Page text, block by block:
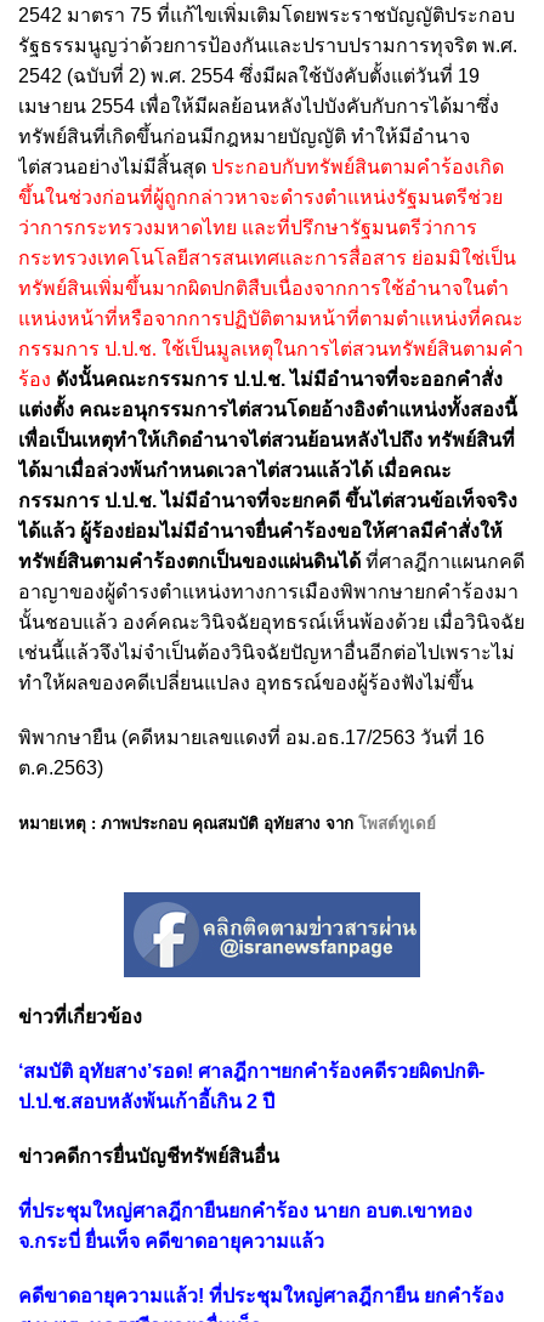
2542 มาตรา 75 ที่แก้ไขเพิ่มเติมโดยพระราชบัญญัติประกอบ
รัฐธรรมนูญว่าด้วยการป้องกันและปราบปรามการทุจริต พ.ศ.
2542 (ฉบับที่ 2) พ.ศ. 2554 ซึ่งมีผลใช้บังคับตั้งแต่วันที่ 19
เมษายน 2554 เพื่อให้มีผลย้อนหลังไปบังคับกับการได้มาซึ่ง
ทรัพย์สินที่เกิดขึ้นก่อนมีกฎหมายบัญญัติ ทําให้มีอํานาจ
ไต่สวนอย่างไม่มีสิ้นสุด ประกอบกับทรัพย์สินตามคําร้องเกิด
ขึ้นในช่วงก่อนที่ผู้ถูกกล่าวหาจะดํารงตําแหน่งรัฐมนตรีช่วย
ว่าการกระทรวงมหาดไทย และที่ปรึกษารัฐมนตรีว่าการ
กระทรวงเทคโนโลยีสารสนเทศและการสื่อสาร ย่อมมิใช่เป็น
ทรัพย์สินเพิ่มขึ้นมากผิดปกติสืบเนื่องจากการใช้อํานาจในตํา
แหน่งหน้าที่หรือจากการปฏิบัติตามหน้าที่ตามตําแหน่งที่คณะ
กรรมการ ป.ป.ช. ใช้เป็นมูลเหตุในการไต่สวนทรัพย์สินตามคํา
ร้อง ดังนั้นคณะกรรมการ ป.ป.ช. ไม่มีอํานาจที่จะออกคําสั่ง
แต่งตั้ง คณะอนุกรรมการไต่สวนโดยอ้างอิงตําแหน่งทั้งสองนี้
เพื่อเป็นเหตุทําให้เกิดอํานาจไต่สวนย้อนหลังไปถึง ทรัพย์สินที่
ได้มาเมื่อล่วงพ้นกําหนดเวลาไต่สวนแล้วได้ เมื่อคณะ
กรรมการ ป.ป.ช. ไม่มีอํานาจที่จะยกคดี ขึ้นไต่สวนข้อเท็จจริง
ได้แล้ว ผู้ร้องย่อมไม่มีอํานาจยื่นคําร้องขอให้ศาลมีคําสั่งให้
ทรัพย์สินตามคําร้องตกเป็นของแผ่นดินได้ ที่ศาลฎีกาแผนกคดี
อาญาของผู้ดำรงตำแหน่งทางการเมืองพิพากษายกคำร้องมา
นั้นชอบแล้ว องค์คณะวินิจฉัยอุทธรณ์เห็นพ้องด้วย เมื่อวินิจฉัย
เช่นนี้แล้วจึงไม่จำเป็นต้องวินิจฉัยปัญหาอื่นอีกต่อไปเพราะไม่
ทำให้ผลของคดีเปลี่ยนแปลง อุทธรณ์ของผู้ร้องฟังไม่ขึ้น
พิพากษายืน (คดีหมายเลขแดงที่ อม.อธ.17/2563 วันที่ 16
ต.ค.2563)
หมายเหตุ : ภาพประกอบ คุณสมบัติ อุทัยสาง จาก โพสต์ทูเดย์
ข่าวที่เกี่ยวข้อง
‘สมบัติ อุทัยสาง’รอด! ศาลฎีกาฯยกคำร้องคดีรวยผิดปกติ-
ป.ป.ช.สอบหลังพ้นเก้าอี้เกิน 2 ปี
ข่าวคดีการยื่นบัญชีทรัพย์สินอื่น
ที่ประชุมใหญ่ศาลฎีกายืนยกคำร้อง นายก อบต.เขาทอง
จ.กระบี่ ยื่นเท็จ คดีขาดอายุความแล้ว
คดีขาดอายุความแล้ว! ที่ประชุมใหญ่ศาลฎีกายืน ยกคำร้อง